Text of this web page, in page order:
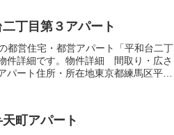
二丁目第３アパート
都営住宅・都営アパート「平和台二丁
件詳細です。物件詳細 間取り・広さ
パート住所・所在地東京都練馬区平和
天町アパート